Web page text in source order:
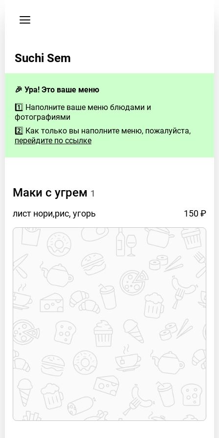
соглашение
будут
Если
у
Вас
есть
–
нами
hello@foodeon.com
WhatsApp:
(966)
370-
43-
51
Suchi Sem
🎉 Ура! Это ваше меню
1️⃣ Наполните ваше меню блюдами и
фотографиями
2️⃣ Как только вы наполните меню, пожалуйста,
перейдите по ссылке
Маки с угрем 1
лист нори,рис, угорь 150 ₽